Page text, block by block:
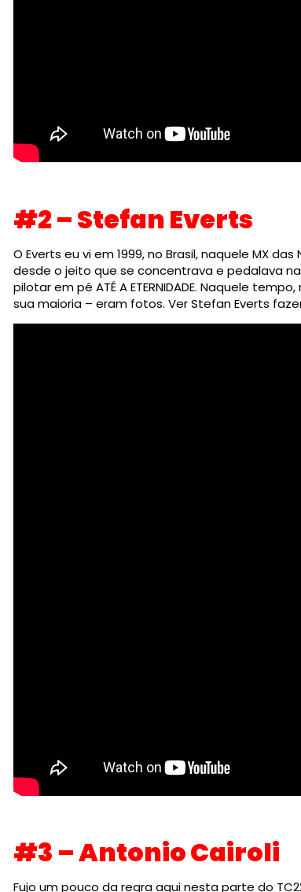
#2 – Stefan Everts
O Everts eu vi em 1999, no Brasil, naquele MX
desde o jeito que se concentrava e pedalava
pilotar em pé ATÉ A ETERNIDADE. Naquele
sua maioria – eram fotos. Ver Stefan Everts
#3 – Antonio Cairoli
Fujo um pouco da regra aqui nesta parte do